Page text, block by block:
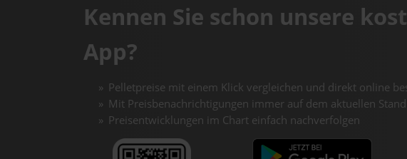
Kennen Sie schon unsere
App?
Pelletpreise mit einem Klick vergleichen und direkt online
Mit Preisbenachrichtigungen immer auf dem aktuellen Stand
Preisentwicklungen im Chart einfach nachverfolgen